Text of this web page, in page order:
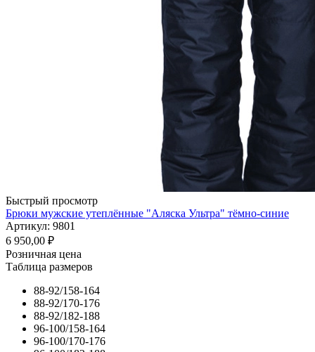
Быстрый просмотр
Брюки мужские утеплённые "Аляска Ультра" тёмно-синие
Артикул: 9801
6 950,00 ₽
Розничная цена
Таблица размеров
88-92/158-164
88-92/170-176
88-92/182-188
96-100/158-164
96-100/170-176